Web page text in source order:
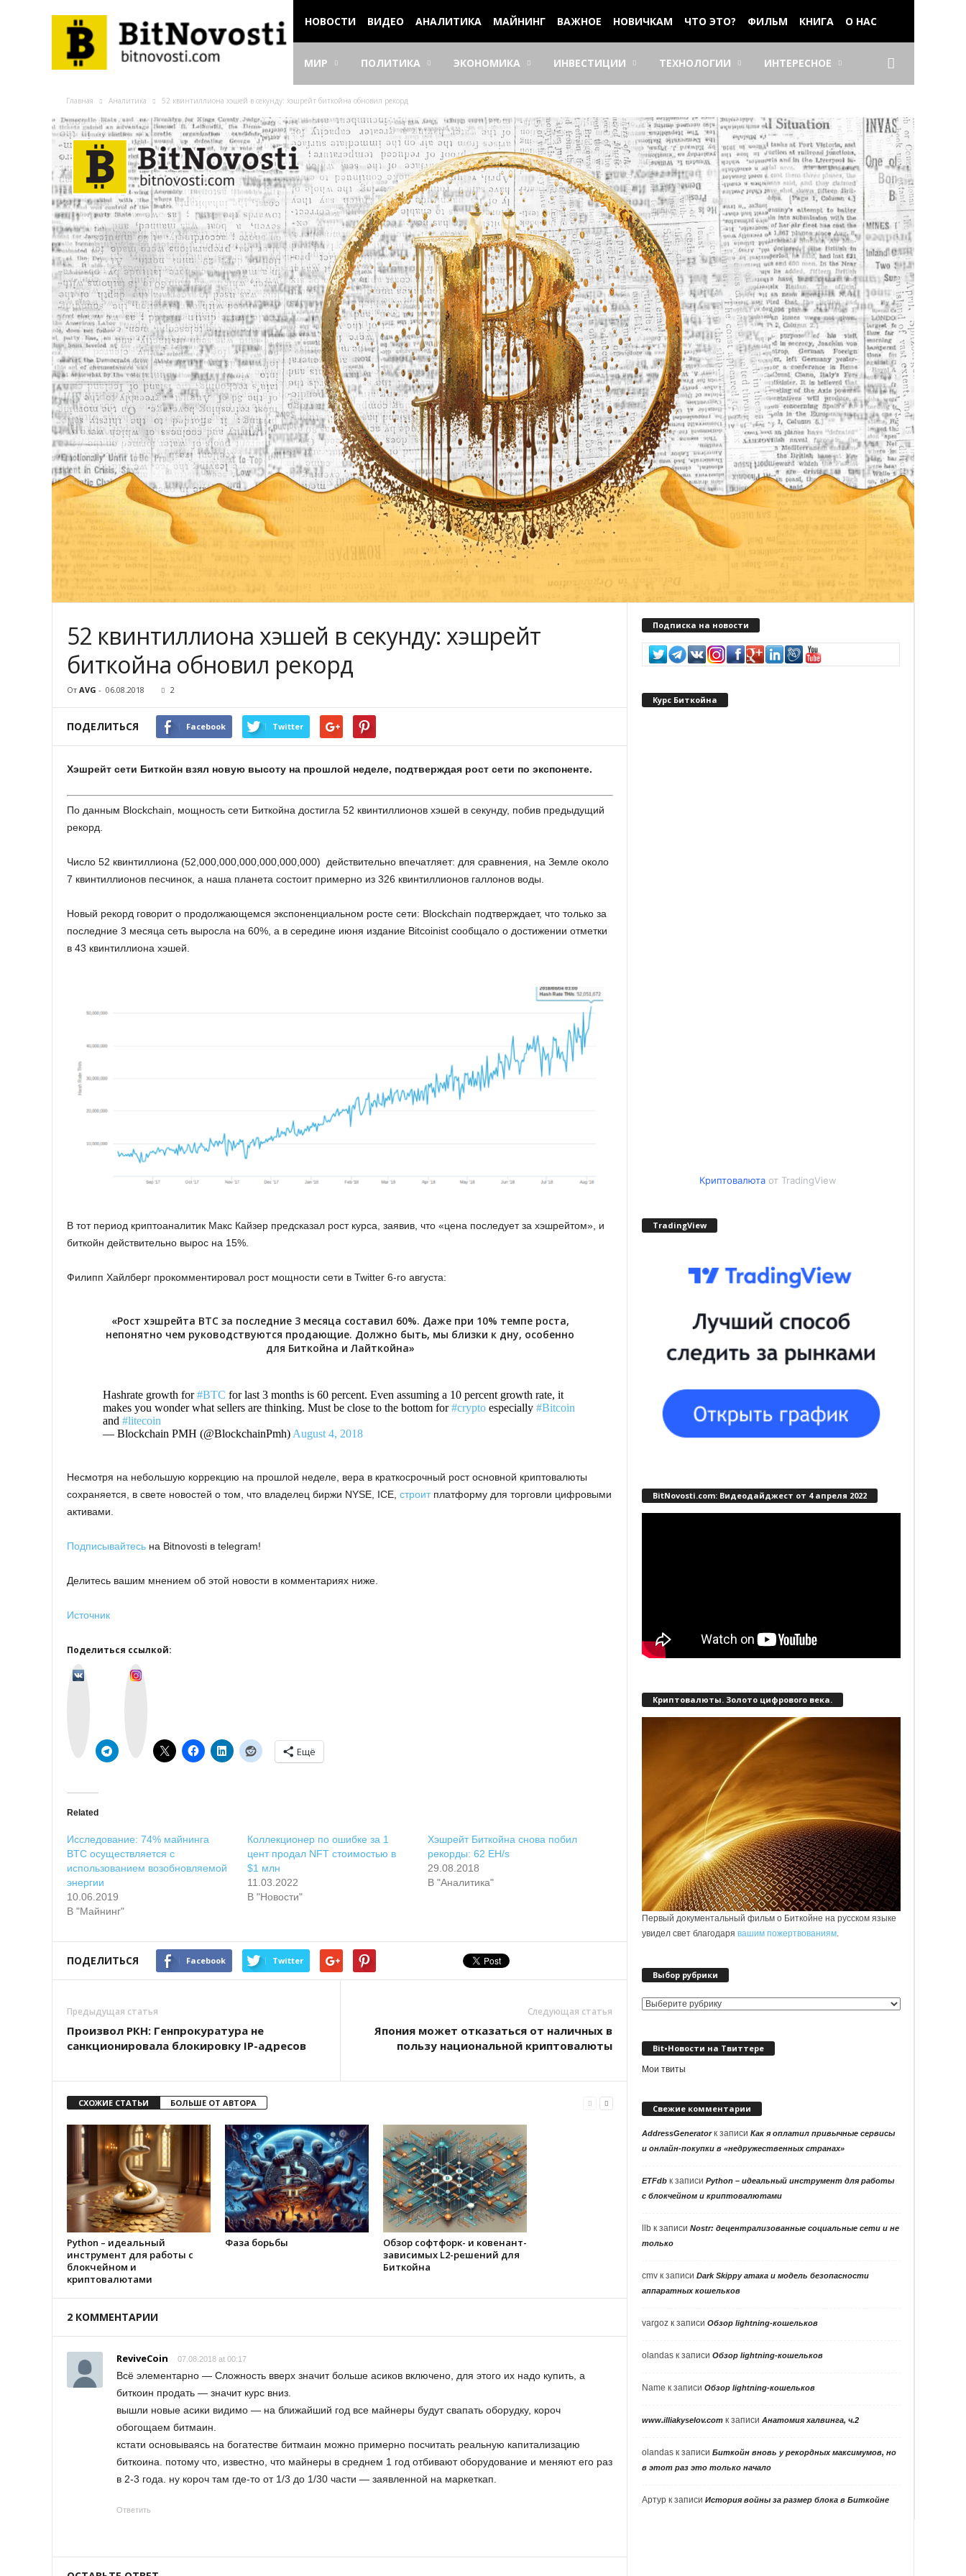
НОВОСТИ ВИДЕО АНАЛИТИКА МАЙНИНГ ВАЖНОЕ НОВИЧКАМ ЧТО ЭТО? ФИЛЬМ КНИГА О НАС
МИР ПОЛИТИКА ЭКОНОМИКА ИНВЕСТИЦИИ ТЕХНОЛОГИИ ИНТЕРЕСНОЕ
Главная Аналитика 52 квинтиллиона хэшей в секунду: хэшрейт биткойна обновил рекорд
52 квинтиллиона хэшей в секунду: хэшрейт
биткойна обновил рекорд
От AVG - 06.08.2018 2
ПОДЕЛИТЬСЯ Facebook Twitter
Хэшрейт сети Биткойн взял новую высоту на прошлой неделе, подтверждая рост сети по экспоненте.
По данным Blockchain, мощность сети Биткойна достигла 52 квинтиллионов хэшей в секунду, побив предыдущий
рекорд.
Число 52 квинтиллиона (52,000,000,000,000,000,000) действительно впечатляет: для сравнения, на Земле около
7 квинтиллионов песчинок, а наша планета состоит примерно из 326 квинтиллионов галлонов воды.
Новый рекорд говорит о продолжающемся экспоненциальном росте сети: Blockchain подтверждает, что только за
последние 3 месяца сеть выросла на 60%, а в середине июня издание Bitcoinist сообщало о достижении отметки
в 43 квинтиллиона хэшей.
В тот период криптоаналитик Макс Кайзер предсказал рост курса, заявив, что «цена последует за хэшрейтом», и
биткойн действительно вырос на 15%.
Филипп Хайлберг прокомментировал рост мощности сети в Twitter 6-го августа:
«Рост хэшрейта BTC за последние 3 месяца составил 60%. Даже при 10% темпе роста,
непонятно чем руководствуются продающие. Должно быть, мы близки к дну, особенно
для Биткойна и Лайткойна»
Hashrate growth for#BTC for last 3 months is 60 percent. Even assuming a 10 percent growth rate, it
makes you wonder what sellers are thinking. Must be close to the bottom for#crypto especially #Bitcoin
and #litecoin
— Blockchain PMH (@BlockchainPmh) August 4, 2018
Несмотря на небольшую коррекцию на прошлой неделе, вера в краткосрочный рост основной криптовалюты
сохраняется, в свете новостей о том, что владелец биржи NYSE, ICE, строитплатформу для торговли цифровыми
активами.
Подписывайтесь на Bitnovosti в telegram!
Делитесь вашим мнением об этой новости в комментариях ниже.
Источник
Поделиться ссылкой:
Ещё
Related
Исследование: 74% майнинга
BTC осуществляется с
использованием возобновляемой
энергии
10.06.2019
В "Майнинг"
Коллекционер по ошибке за 1
цент продал NFT стоимостью в
$1 млн
11.03.2022
В "Новости"
Хэшрейт Биткойна снова побил
рекорды: 62 EH/s
29.08.2018
В "Аналитика"
ПОДЕЛИТЬСЯ Facebook Twitter
Предыдущая статья
Произвол РКН: Генпрокуратура не
санкционировала блокировку IP-адресов
Следующая статья
Япония может отказаться от наличных в
пользу национальной криптовалюты
СХОЖИЕ СТАТЬИ БОЛЬШЕ ОТ АВТОРА
Python – идеальный
инструмент для работы с
блокчейном и
криптовалютами
Фаза борьбы
Обзор софтфорк- и ковенант-
зависимых L2-решений для
Биткойна
2 КОММЕНТАРИИ
ReviveCoin 07.08.2018 at 00:17
Всё элементарно — Сложность вверх значит больше асиков включено, для этого их надо купить, а
биткоин продать — значит курс вниз.
вышли новые асики видимо — на ближайший год все майнеры будут свапать оборудку, короч
обогощаем битмаин.
кстати основываясь на богатестве битмаин можно примерно посчитать реальную капитализацию
биткоина. потому что, известно, что майнеры в среднем 1 год отбивают оборудование и меняют его раз
в 2-3 года. ну короч там где-то от 1/3 до 1/30 части — заявленной на маркеткап.
Ответить
Подписка на новости
Курс Биткойна
Криптовалютаот TradingView
TradingView
BitNovosti.com: Видеодайджест от 4 апреля 2022
Криптовалюты. Золото цифрового века.
Первый документальный фильм о Биткойне на русском языке
увидел свет благодарявашим пожертвованиям.
Выбор рубрики
Выбор
Bit•Новости на Твиттере
Мои твиты
Свежие комментарии
AddressGeneratorк записиКак я оплатил привычные сервисы
и онлайн-покупки в «недружественных странах»
ETFdb к записиPython – идеальный инструмент для работы
с блокчейном и криптовалютами
llb к записиNostr: децентрализованные социальные сети и не
только
cmv к записиDark Skippy атака и модель безопасности
аппаратных кошельков
vargoz к записиОбзор lightning-кошельков
olandas к записиОбзор lightning-кошельков
Name к записиОбзор lightning-кошельков
www.illiakyselov.com к записиАнатомия халвинга, ч.2
olandas к записиБиткойн вновь у рекордных максимумов, но
в этот раз это только начало
Артур к записиИстория войны за размер блока в Биткойне